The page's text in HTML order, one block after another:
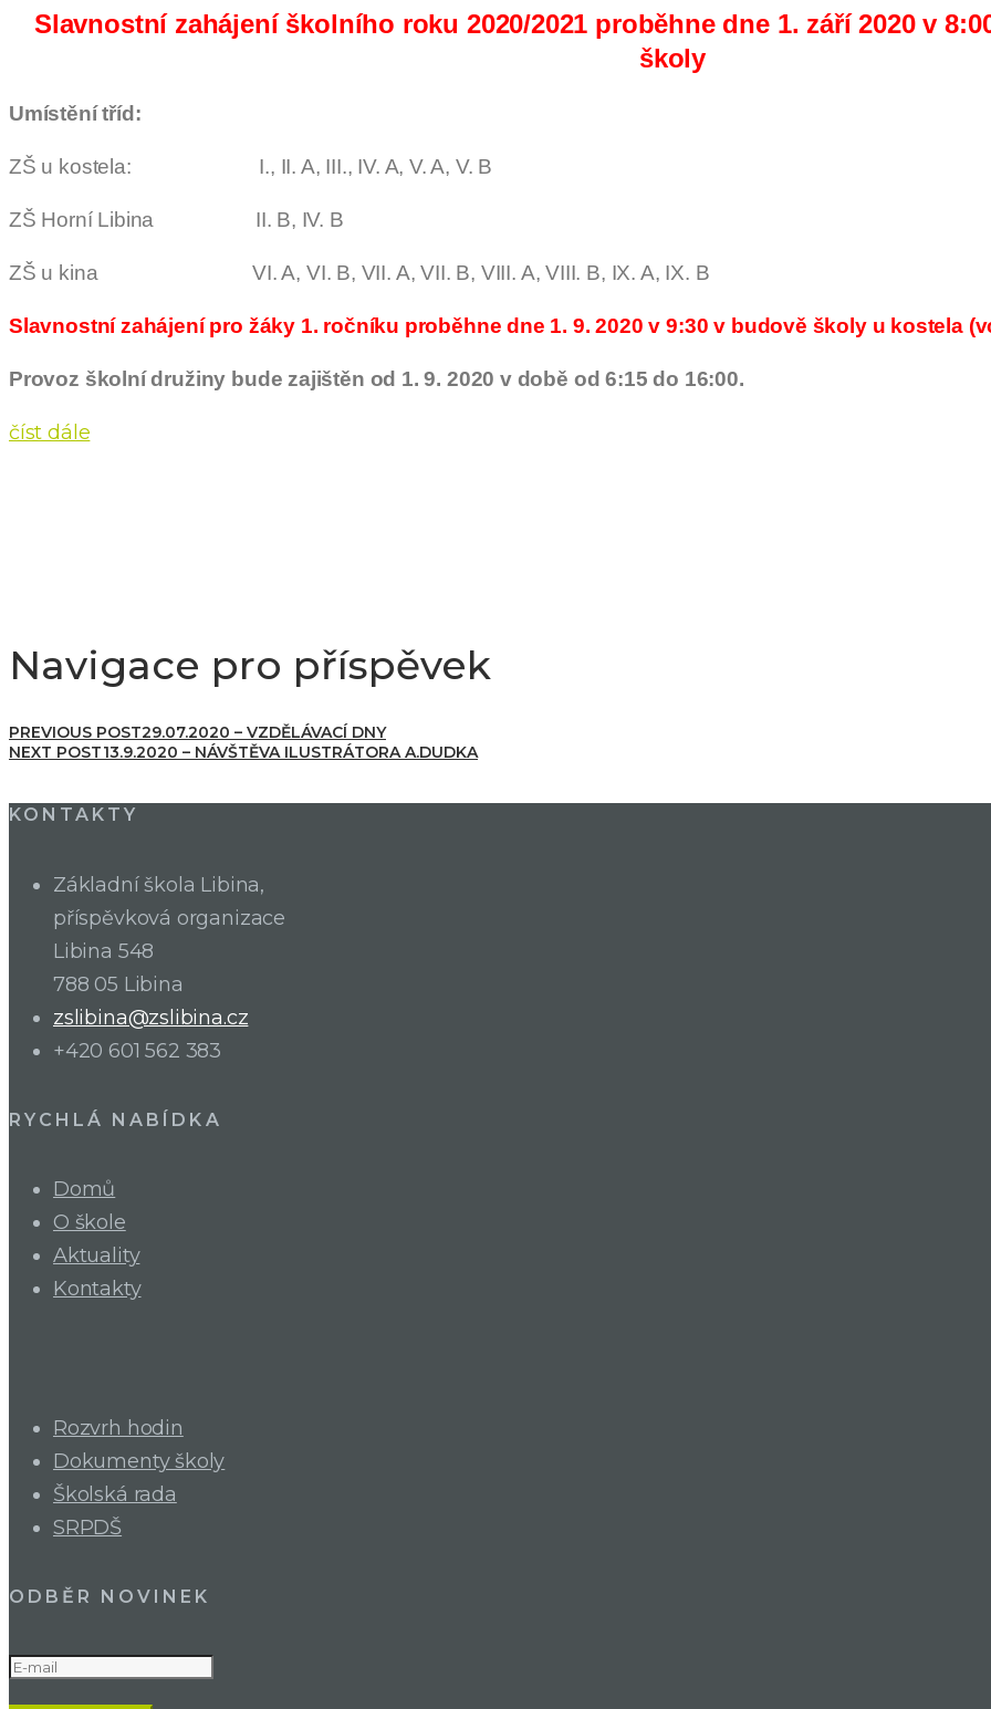
Slavnostní zahájení školního roku 2020/2021 proběhne dne 1. září 2020 v
školy
Umístění tříd:
ZŠ u kostela: I., II. A, III., IV. A, V. A, V. B
ZŠ Horní Libina II. B, IV. B
ZŠ u kina VI. A, VI. B, VII. A, VII. B, VIII. A, VIII. B, IX. A, IX. B
Slavnostní zahájení pro žáky 1. ročníku proběhne dne 1. 9. 2020 v 9:30 v budově školy u kostela
Provoz školní družiny bude zajištěn od 1. 9. 2020 v době od 6:15 do 16:00.
číst dále
Navigace pro příspěvek
PREVIOUS POST29.07.2020 – VZDĚLÁVACÍ DNY
NEXT POST13.9.2020 – NÁVŠTĚVA ILUSTRÁTORA A.DUDKA
KONTAKTY
Základní škola Libina,
příspěvková organizace
Libina 548
788 05 Libina
zslibina@zslibina.cz
+420 601 562 383
RYCHLÁ NABÍDKA
Domů
O škole
Aktuality
Kontakty
Rozvrh hodin
Dokumenty školy
Školská rada
SRPDŠ
ODBĚR NOVINEK